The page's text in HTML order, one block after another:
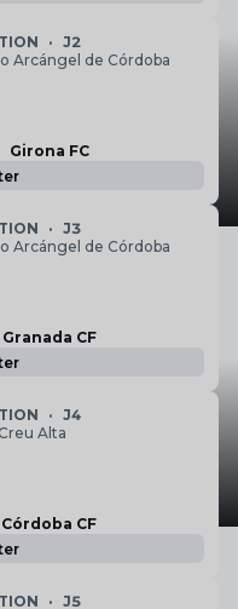
con una
en
· J2
Arcángel de Córdoba
Girona FC
· J3
Arcángel de Córdoba
Granada CF
· J4
Alta
Córdoba CF
· J5